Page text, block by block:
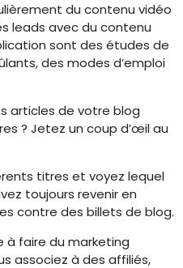
du contenu vidéo
leads avec du contenu
sont des études de
des modes d’emploi
articles de votre blog
? Jetez un coup d’œil au
titres et voyez lequel
toujours revenir en
contre des billets de blog.
à faire du marketing
associez à des affiliés,